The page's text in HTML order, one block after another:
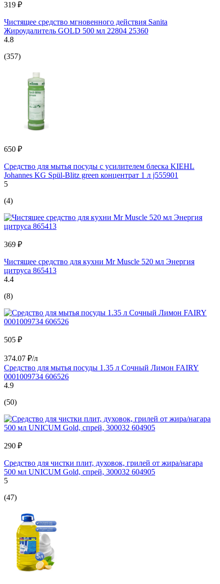
319 ₽
Чистящее средство мгновенного действия Sanita
Жироудалитель GOLD 500 мл 22804 25360
4.8
(357)
650 ₽
Средство для мытья посуды с усилителем блеска KIEHL
Johannes KG Spül-Blitz green концентрат 1 л j555901
5
(4)
369 ₽
Чистящее средство для кухни Mr Muscle 520 мл Энергия
цитруса 865413
4.4
(8)
505 ₽
374.07 ₽/л
Средство для мытья посуды 1.35 л Сочный Лимон FAIRY
0001009734 606526
4.9
(50)
290 ₽
Средство для чистки плит, духовок, грилей от жира/нагара
500 мл UNICUM Gold, спрей, 300032 604905
5
(47)